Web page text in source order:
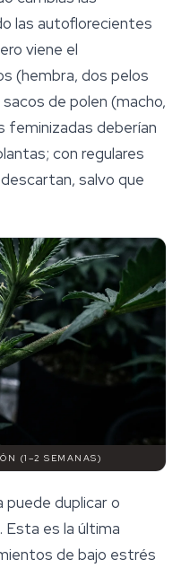
las autoflorecientes
viene el
(hembra, dos pelos
de polen (macho,
feminizadas deberían
con regulares
salvo que
(1–2 SEMANAS)
puede duplicar o
Esta es la última
de bajo estrés